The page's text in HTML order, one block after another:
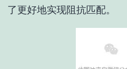
了更好地实现阻抗匹配。